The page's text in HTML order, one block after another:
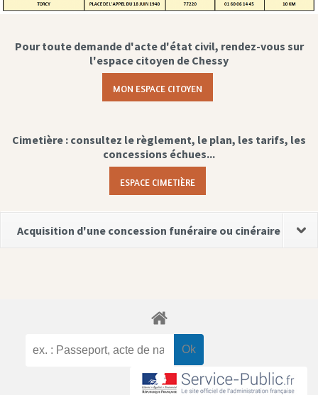
Pour toute demande d'acte d'état civil, rendez-vous sur
l'espace citoyen de Chessy
MON ESPACE CITOYEN
Cimetière : consultez le règlement, le plan, les tarifs, les
concessions échues...
ESPACE CIMETIÈRE
Acquisition d'une concession funéraire ou cinéraire